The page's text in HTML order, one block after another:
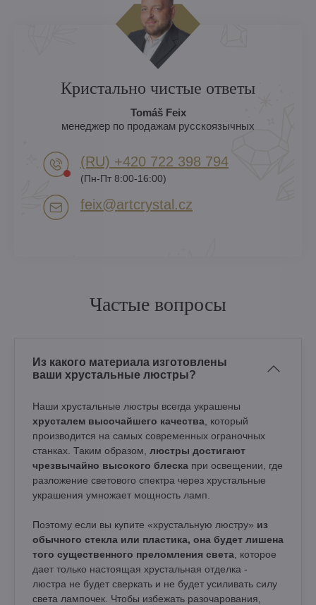
Кристально чистые ответы
Tomáš Feix
менеджер по продажам русскоязычных
(RU) +420 722 398 794​
(Пн-Пт 8:00-16:00)
feix​@artcrystal​.cz
Частые вопросы
Из какого материала изготовлены
ваши хрустальные люстры?
Наши хрустальные люстры всегда украшены
хрусталем высочайшего качества , который
производится на самых современных ограночных
станках. Таким образом, люстры достигают
чрезвычайно высокого блеска при освещении, где
разложение светового спектра через хрустальные
украшения умножает мощность ламп.
Поэтому если вы купите «хрустальную люстру» из
обычного стекла или пластика, она будет лишена
того существенного преломления света , которое
дает только настоящая хрустальная отделка -
люстра не будет сверкать и не будет усиливать силу
света лампочек. Чтобы избежать разочарования,